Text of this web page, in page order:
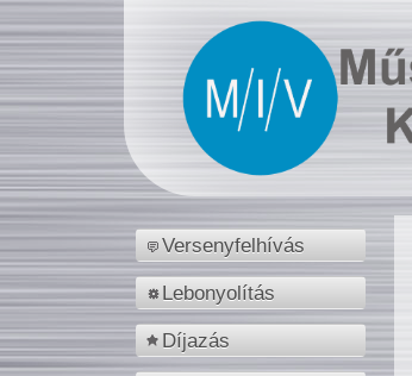
Versenyfelhívás
Lebonyolítás
Díjazás